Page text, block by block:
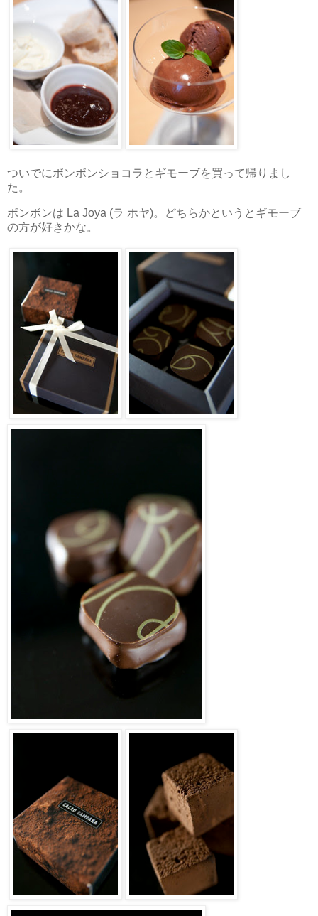
ついでにボンボンショコラとギモーブを買って帰りまし
た。
ボンボンは La Joya (ラ ホヤ)。どちらかというとギモーブ
の方が好きかな。